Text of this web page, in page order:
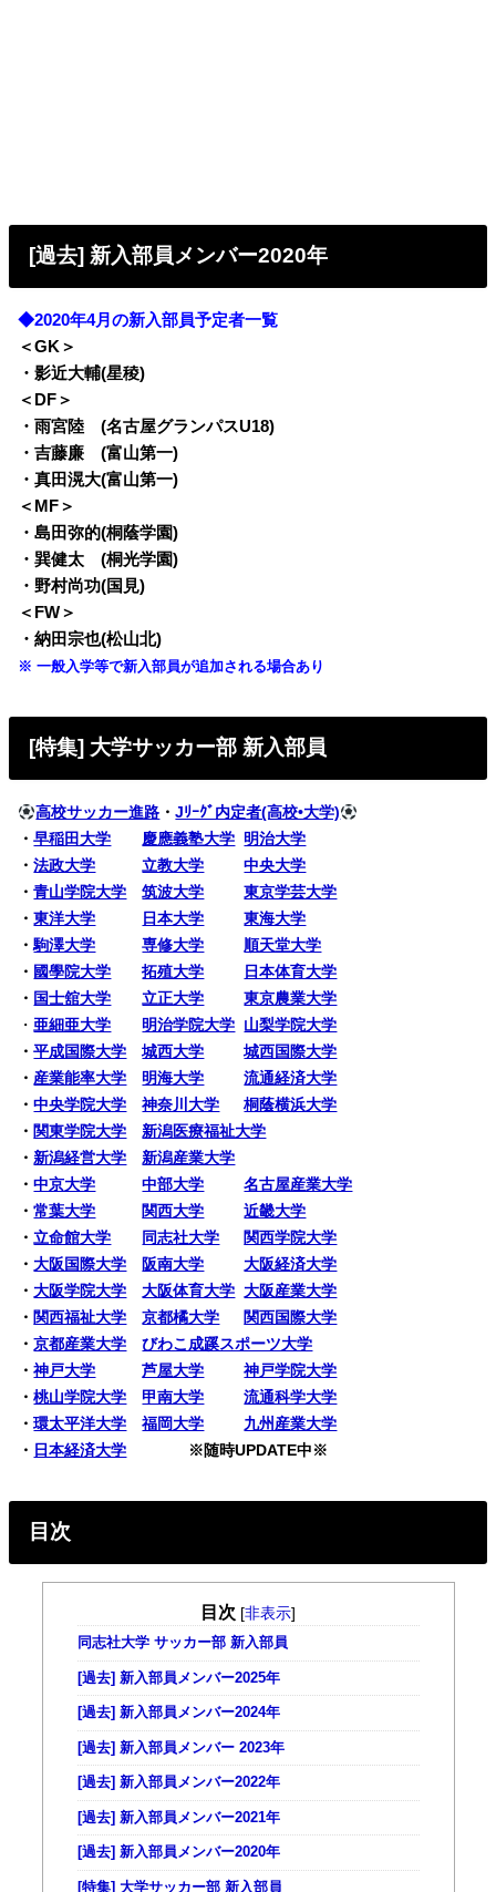
[過去] 新入部員メンバー2020年
◆2020年4月の新入部員予定者一覧
＜GK＞
・影近大輔(星稜)
＜DF＞
・雨宮陸 (名古屋グランパスU18)
・吉藤廉 (富山第一)
・真田滉大(富山第一)
＜MF＞
・島田弥的(桐蔭学園)
・巽健太 (桐光学園)
・野村尚功(国見)
＜FW＞
・納田宗也(松山北)
※ 一般入学等で新入部員が追加される場合あり
[特集] 大学サッカー部 新入部員
高校サッカー進路 ・Jﾘｰｸﾞ内定者(高校•大学)
・早稲田大学 慶應義塾大学 明治大学
・法政大学 立教大学
中央大学
・青山学院大学 筑波大学
東京学芸大学
・東洋大学 日本大学
東海大学
・駒澤大学 専修大学
順天堂大学
・ 國學院大学 拓殖大学
日本体育大学
・ 国士舘大学 立正大学
東京農業大学
・ 亜細亜大学 明治学院大学 山梨学院大学
・平成国際大学 城西大学
城西国際大学
・ 産業能率大学 明海大学
流通経済大学
・中央学院大学 神奈川大学
桐蔭横浜大学
・ 関東学院大学
新潟医療福祉大学
・ 新潟経営大学
新潟産業大学
・中京大学 中部大学
名古屋産業大学
・常葉大学 関西大学
近畿大学
・立命館大学 同志社大学
関西学院大学
・大阪国際大学 阪南大学
大阪経済大学
・大阪学院大学 大阪体育大学 大阪産業大学
・ 関西福祉大学 京都橘大学
関西国際大学
・京都産業大学
びわこ成蹊スポーツ大学
・神戸大学 芦屋大学
神戸学院大学
・桃山学院大学 甲南大学
流通科学大学
・環太平洋大学 福岡大学
九州産業大学
・ 日本経済大学 ※随時UPDATE中※
目次
目次 [非表示]
同志社大学 サッカー部 新入部員
[過去] 新入部員メンバー2025年
[過去] 新入部員メンバー2024年
[過去] 新入部員メンバー 2023年
[過去] 新入部員メンバー2022年
[過去] 新入部員メンバー2021年
[過去] 新入部員メンバー2020年
[特集] 大学サッカー部 新入部員